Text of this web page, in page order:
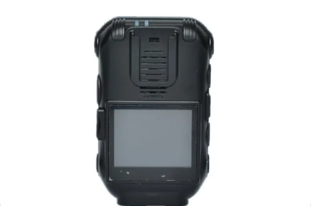
ΠΡΟΪΌΝΤΑ